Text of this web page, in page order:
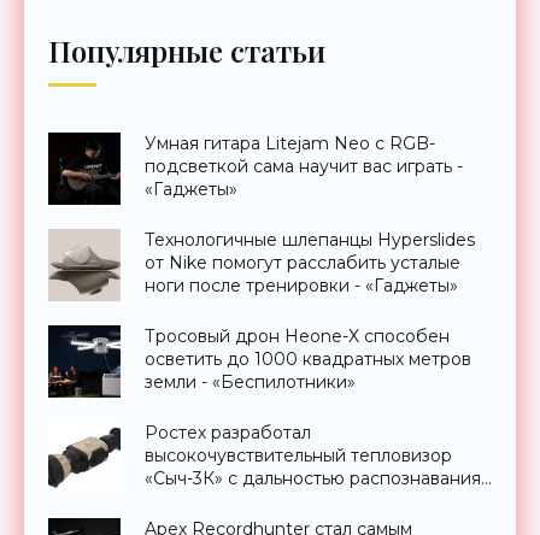
Популярные статьи
Умная гитара Litejam Neo с RGB-
подсветкой сама научит вас играть -
«Гаджеты»
Технологичные шлепанцы Hyperslides
от Nike помогут расслабить усталые
ноги после тренировки - «Гаджеты»
Тросовый дрон Heone-X способен
осветить до 1000 квадратных метров
земли - «Беспилотники»
Ростех разработал
высокочувствительный тепловизор
«Сыч-3К» с дальностью распознавания
Apex Recordhunter стал самым